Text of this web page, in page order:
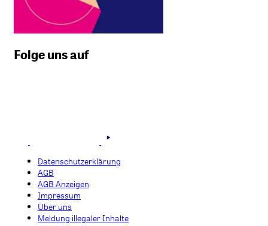
Folge uns auf
Datenschutzerklärung
AGB
AGB Anzeigen
Impressum
Über uns
Meldung illegaler Inhalte